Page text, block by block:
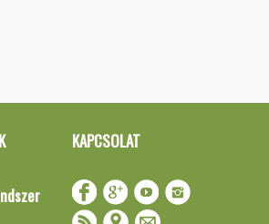
KAPCSOLAT